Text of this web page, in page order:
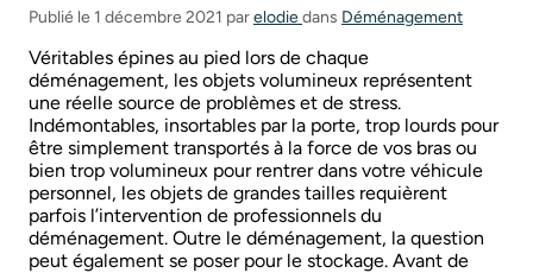
Publié le 1 décembre 2021 parelodiedans Déménagement
Véritables épines au pied lors de chaque
déménagement, les objets volumineux représentent
une réelle source de problèmes et de stress.
Indémontables, insortables par la porte, trop lourds pour
être simplement transportés à la force de vos bras ou
bien trop volumineux pour rentrer dans votre véhicule
personnel, les objets de grandes tailles requièrent
parfois l’intervention de professionnels du
déménagement. Outre le déménagement, la question
peut également se poser pour le stockage. Avant de